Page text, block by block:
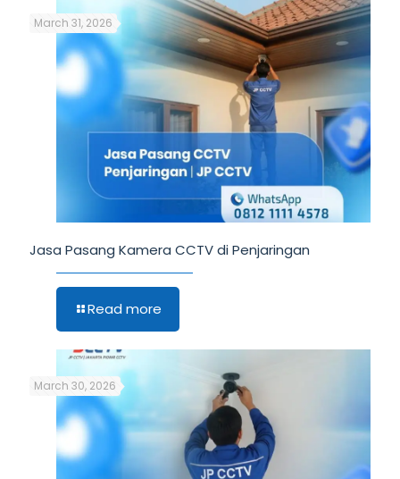
March 31, 2026
Jasa Pasang Kamera CCTV di Penjaringan
Read more
March 30, 2026